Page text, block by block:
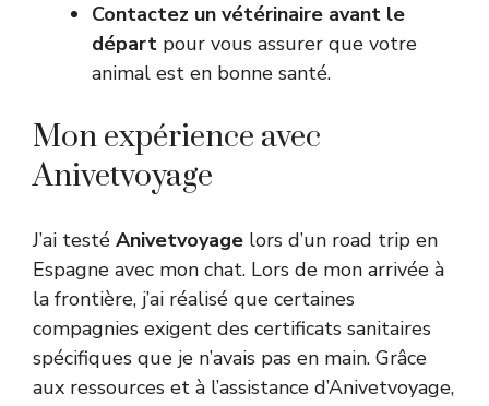
Contactez un vétérinaire avant le
départ pour vous assurer que votre
animal est en bonne santé.
Mon expérience avec
Anivetvoyage
J’ai testé Anivetvoyage lors d’un road trip en
Espagne avec mon chat. Lors de mon arrivée à
la frontière, j’ai réalisé que certaines
compagnies exigent des certificats sanitaires
spécifiques que je n’avais pas en main. Grâce
aux ressources et à l’assistance d’Anivetvoyage,